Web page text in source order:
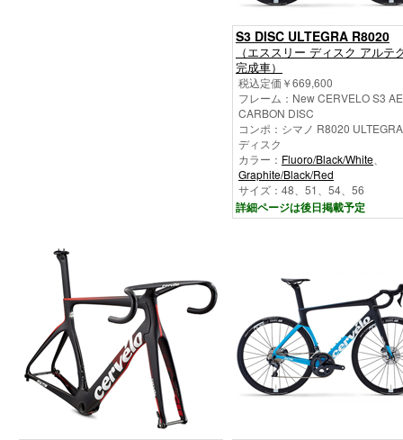
S3 DISC ULTEGRA R8020
（エススリー ディスク アルテ
完成車）
税込定価￥669,600
フレーム：New CERVELO S3
CARBON DISC
コンポ：シマノ R8020
ディスク
カラー： Fluoro/Black/White
Graphite/Black/Red
サイズ：48、51、54、56
詳細ページは後日掲載予定